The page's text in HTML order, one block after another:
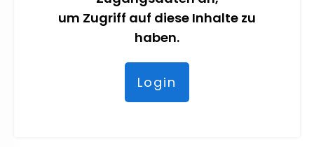
um Zugriff auf diese Inhalte zu
haben.
Login